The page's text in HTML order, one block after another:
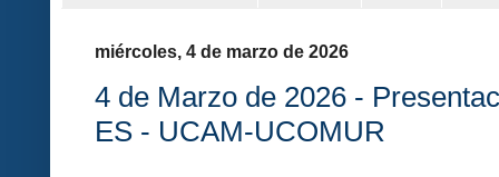
miércoles, 4 de marzo de 2026
4 de Marzo de 2026 -
ES - UCAM-UCOMUR